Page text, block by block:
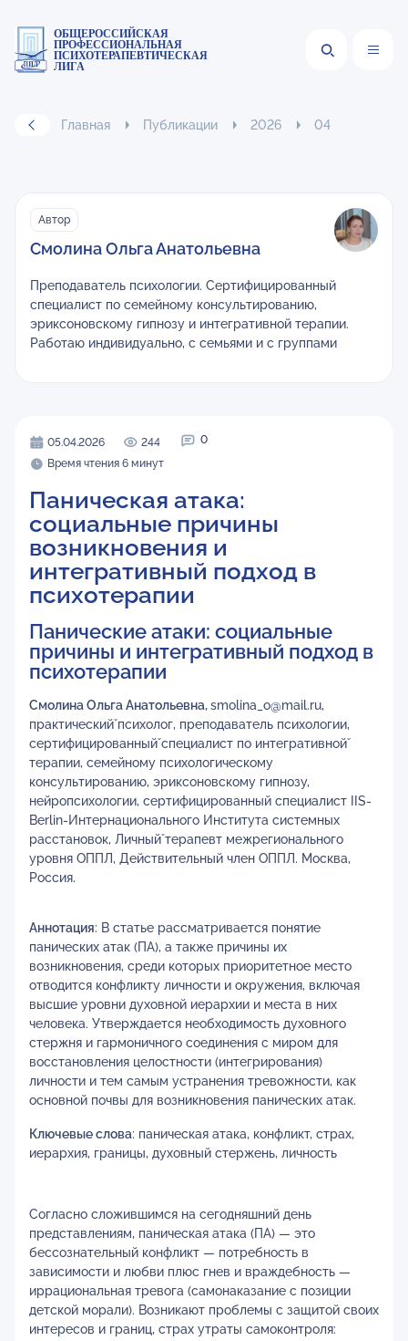
ОБЩЕРОССИЙСКАЯ
ПРОФЕССИОНАЛЬНАЯ
ПСИХОТЕРАПЕВТИЧЕСКАЯ
ЛИГА
Главная Публикации 2026 04
05.04.2026 244
0
Время чтения 6 минут
Паническая атака:
социальные причины
возникновения и
интегративный подход в
психотерапии
Панические атаки: социальные
причины и интегративный подход в
психотерапии
Смолина Ольга Анатольевна,smolina_o@mail.ru,
практический̆ психолог, преподаватель психологии,
сертифицированный̆ специалист по интегративной̆
терапии, семейному психологическому
консультированию, эриксоновскому гипнозу,
нейропсихологии, сертифицированный специалист IIS-
Berlin-Интернационального Института системных
расстановок, Личный̆ терапевт межрегионального
уровня ОППЛ, Действительный член ОППЛ. Москва,
Россия.
Аннотация: В статье рассматривается понятие
панических атак (ПА), а также причины их
возникновения, среди которых приоритетное место
отводится конфликту личности и окружения, включая
высшие уровни духовной иерархии и места в них
человека. Утверждается необходимость духовного
стержня и гармоничного соединения с миром для
восстановления целостности (интегрирования)
личности и тем самым устранения тревожности, как
основной почвы для возникновения панических атак.
Ключевые слова: паническая атака, конфликт, страх,
иерархия, границы, духовный стержень, личность
Согласно сложившимся на сегодняшний день
представлениям, паническая атака (ПА) — это
бессознательный конфликт — потребность в
зависимости и любви плюс гнев и враждебность —
иррациональная тревога (самонаказание с позиции
детской морали). Возникают проблемы с защитой своих
интересов и границ, страх утраты самоконтроля:
Автор
Смолина Ольга Анатольевна
Преподаватель психологии. Сертифицированный
специалист по семейному консультированию,
эриксоновскому гипнозу и интегративной терапии.
Работаю индивидуально, с семьями и с группами